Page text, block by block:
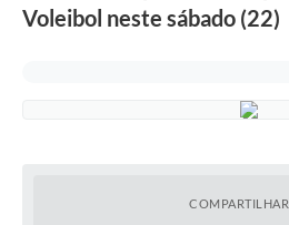
Voleibol neste sábado (22)
COMPARTILHAR